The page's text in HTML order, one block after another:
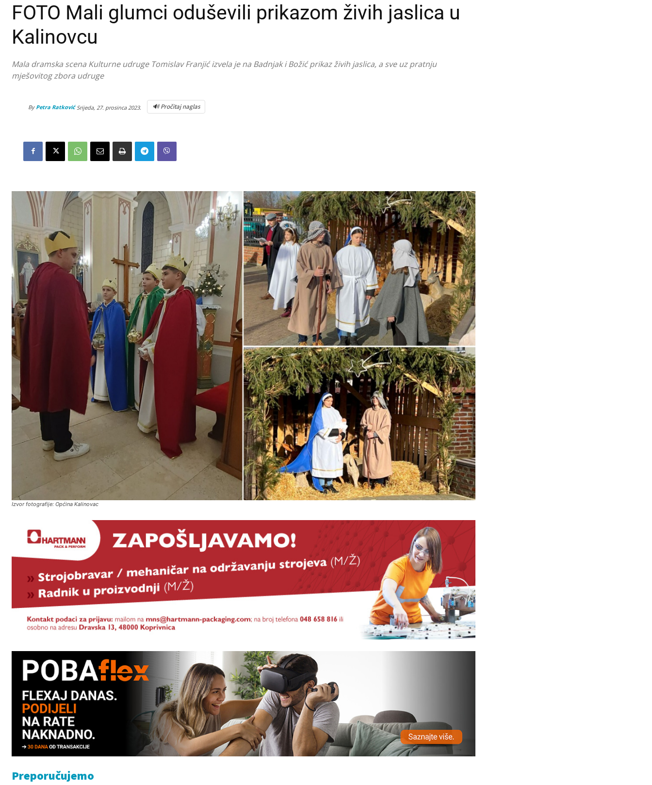
FOTO Mali glumci oduševili prikazom živih jaslica u
Kalinovcu
Mala dramska scena Kulturne udruge Tomislav Franjić izvela je na Badnjak i Božić prikaz živih jaslica, a sve uz pratnju
mješovitog zbora udruge
By Petra Ratković Srijeda, 27. prosinca 2023. 🔊 Pročitaj naglas
Izvor fotografije: Općina Kalinovac
Preporučujemo